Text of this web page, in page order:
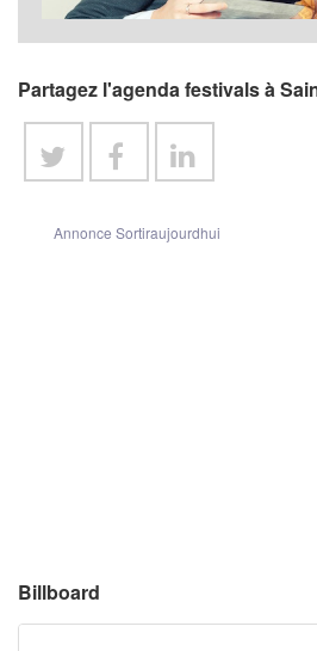
Partagez l'agenda festivals à
Annonce Sortiraujourdhui
Billboard